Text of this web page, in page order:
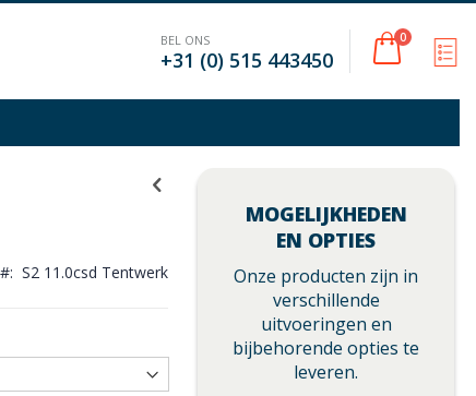
Cart
0
BEL ONS
+31 (0) 515 443450
S2 11.0csd Tentwerk
MOGELIJKHEDEN
EN OPTIES
Onze producten zijn in
verschillende
uitvoeringen en
bijbehorende opties te
leveren.